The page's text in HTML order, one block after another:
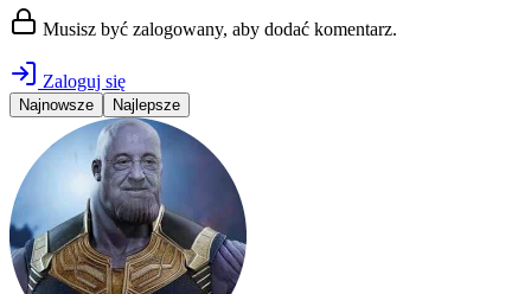
Musisz być zalogowany, aby dodać komentarz.
Zaloguj się
Najnowsze Najlepsze